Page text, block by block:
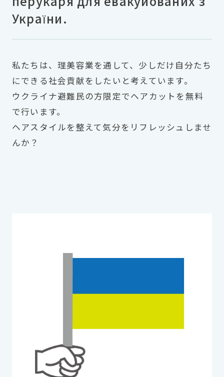
України.
私たちは、理美容業を通して、少しだけ自分たち
にできる社会貢献をしたいと考えています。
ウクライナ避難民の方限定でヘアカットを無料
で行います。
ヘアスタイルを整えて気分をリフレッシュしませ
んか？